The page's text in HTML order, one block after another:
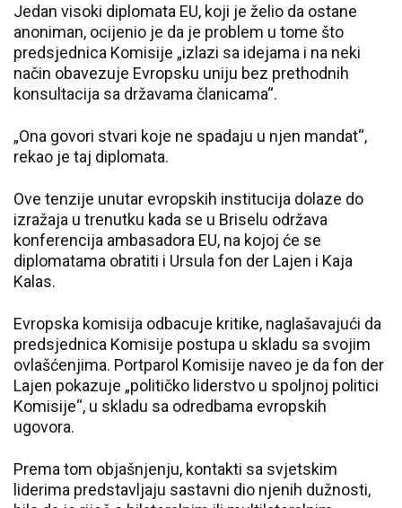
Jedan visoki diplomata EU, koji je želio da ostane
anoniman, ocijenio je da je problem u tome što
predsjednica Komisije „izlazi sa idejama i na neki
način obavezuje Evropsku uniju bez prethodnih
konsultacija sa državama članicama“.
„Ona govori stvari koje ne spadaju u njen mandat“,
rekao je taj diplomata.
Ove tenzije unutar evropskih institucija dolaze do
izražaja u trenutku kada se u Briselu održava
konferencija ambasadora EU, na kojoj će se
diplomatama obratiti i Ursula fon der Lajen i Kaja
Kalas.
Evropska komisija odbacuje kritike, naglašavajući da
predsjednica Komisije postupa u skladu sa svojim
ovlašćenjima. Portparol Komisije naveo je da fon der
Lajen pokazuje „političko liderstvo u spoljnoj politici
Komisije“, u skladu sa odredbama evropskih
ugovora.
Prema tom objašnjenju, kontakti sa svjetskim
liderima predstavljaju sastavni dio njenih dužnosti,